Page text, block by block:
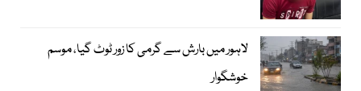
لاہور میں بارش سے گرمی کا زور ٹوٹ گیا، موسم
خوشگوار